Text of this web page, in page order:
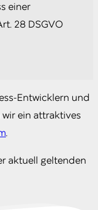
einer
28 DSGVO
Entwicklern und
ein attraktives
.
aktuell geltenden